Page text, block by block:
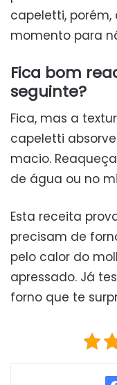
capeletti, porém,
momento para
Fica bom
seguinte?
Fica, mas a
capeletti
macio.
de água ou no
Esta receita
precisam de
pelo calor do
apressado. Já
forno que te